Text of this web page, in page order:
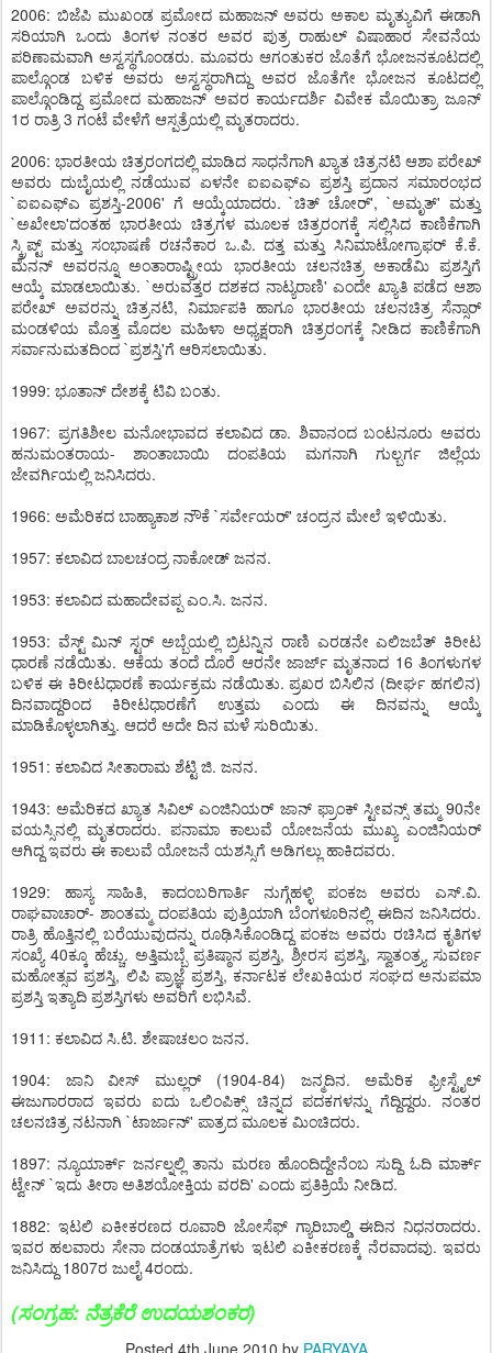
2006: ಬಿಜೆಪಿ ಮುಖಂಡ ಪ್ರಮೋದ ಮಹಾಜನ್ ಅವರು ಅಕಾಲ ಮೃತ್ಯುವಿಗೆ ಈಡಾಗಿ
ಸರಿಯಾಗಿ ಒಂದು ತಿಂಗಳ ನಂತರ ಅವರ ಪುತ್ರ ರಾಹುಲ್ ವಿಷಾಹಾರ ಸೇವನೆಯ
ಪರಿಣಾಮವಾಗಿ ಅಸ್ವಸ್ಥಗೊಂಡರು. ಮೂವರು ಆಗಂತುಕರ ಜೊತೆಗೆ ಭೋಜನಕೂಟದಲ್ಲಿ
ಪಾಲ್ಗೊಂಡ ಬಳಿಕ ಅವರು ಅಸ್ವಸ್ಥರಾಗಿದ್ದು ಅವರ ಜೊತೆಗೇ ಭೋಜನ ಕೂಟದಲ್ಲಿ
ಪಾಲ್ಗೊಂಡಿದ್ದ ಪ್ರಮೋದ ಮಹಾಜನ್ ಅವರ ಕಾರ್ಯದರ್ಶಿ ವಿವೇಕ ಮೊಯಿತ್ರಾ ಜೂನ್
1ರ ರಾತ್ರಿ 3 ಗಂಟೆ ವೇಳೆಗೆ ಆಸ್ಪತ್ರೆಯಲ್ಲಿ ಮೃತರಾದರು.
2006: ಭಾರತೀಯ ಚಿತ್ರರಂಗದಲ್ಲಿ ಮಾಡಿದ ಸಾಧನೆಗಾಗಿ ಖ್ಯಾತ ಚಿತ್ರನಟಿ ಆಶಾ ಪರೇಖ್
ಅವರು ದುಬೈಯಲ್ಲಿ ನಡೆಯುವ ಏಳನೇ ಐಐಎಫ್ಎ ಪ್ರಶಸ್ತಿ ಪ್ರದಾನ ಸಮಾರಂಭದ
`ಐಐಎಫ್ಎ ಪ್ರಶಸ್ತಿ-2006' ಗೆ ಆಯ್ಕೆಯಾದರು. `ಚಿತ್ ಚೋರ್', `ಅಮೃತ್' ಮತ್ತು
`ಅಖೇಲಾ'ದಂತಹ ಭಾರತೀಯ ಚಿತ್ರಗಳ ಮೂಲಕ ಚಿತ್ರರಂಗಕ್ಕೆ ಸಲ್ಲಿಸಿದ ಕಾಣಿಕೆಗಾಗಿ
ಸ್ಕ್ರಿಪ್ಟ್ ಮತ್ತು ಸಂಭಾಷಣೆ ರಚನೆಕಾರ ಒ.ಪಿ. ದತ್ತ ಮತ್ತು ಸಿನಿಮಾಟೋಗ್ರಾಫರ್ ಕೆ.ಕೆ.
ಮೆನನ್ ಅವರನ್ನೂ ಅಂತಾರಾಷ್ಟ್ರೀಯ ಭಾರತೀಯ ಚಲನಚಿತ್ರ ಅಕಾಡೆಮಿ ಪ್ರಶಸ್ತಿಗೆ
ಆಯ್ಕೆ ಮಾಡಲಾಯಿತು. `ಅರುವತ್ತರ ದಶಕದ ನಾಟ್ಯರಾಣಿ' ಎಂದೇ ಖ್ಯಾತಿ ಪಡೆದ ಆಶಾ
ಪರೇಖ್ ಅವರನ್ನು ಚಿತ್ರನಟಿ, ನಿರ್ಮಾಪಕಿ ಹಾಗೂ ಭಾರತೀಯ ಚಲನಚಿತ್ರ ಸೆನ್ಸಾರ್
ಮಂಡಳಿಯ ಮೊತ್ತ ಮೊದಲ ಮಹಿಳಾ ಅಧ್ಯಕ್ಷರಾಗಿ ಚಿತ್ರರಂಗಕ್ಕೆ ನೀಡಿದ ಕಾಣಿಕೆಗಾಗಿ
ಸರ್ವಾನುಮತದಿಂದ `ಪ್ರಶಸ್ತಿ'ಗೆ ಆರಿಸಲಾಯಿತು.
1999: ಭೂತಾನ್ ದೇಶಕ್ಕೆ ಟಿವಿ ಬಂತು.
1967: ಪ್ರಗತಿಶೀಲ ಮನೋಭಾವದ ಕಲಾವಿದ ಡಾ. ಶಿವಾನಂದ ಬಂಟನೂರು ಅವರು
ಹನುಮಂತರಾಯ- ಶಾಂತಾಬಾಯಿ ದಂಪತಿಯ ಮಗನಾಗಿ ಗುಲ್ಬರ್ಗ ಜಿಲ್ಲೆಯ
ಜೇವರ್ಗಿಯಲ್ಲಿ ಜನಿಸಿದರು.
1966: ಅಮೆರಿಕದ ಬಾಹ್ಯಾಕಾಶ ನೌಕೆ `ಸರ್ವೇಯರ್' ಚಂದ್ರನ ಮೇಲೆ ಇಳಿಯಿತು.
1957: ಕಲಾವಿದ ಬಾಲಚಂದ್ರ ನಾಕೋಡ್ ಜನನ.
1953: ಕಲಾವಿದ ಮಹಾದೇವಪ್ಪ ಎಂ.ಸಿ. ಜನನ.
1953: ವೆಸ್ಟ್ ಮಿನ್ ಸ್ಟರ್ ಅಬ್ಬೆಯಲ್ಲಿ ಬ್ರಿಟನ್ನಿನ ರಾಣಿ ಎರಡನೇ ಎಲಿಜಬೆತ್ ಕಿರೀಟ
ಧಾರಣೆ ನಡೆಯಿತು. ಆಕೆಯ ತಂದೆ ದೊರೆ ಆರನೇ ಜಾರ್ಜ್ ಮೃತನಾದ 16 ತಿಂಗಳುಗಳ
ಬಳಿಕ ಈ ಕಿರೀಟಧಾರಣೆ ಕಾರ್ಯಕ್ರಮ ನಡೆಯಿತು. ಪ್ರಖರ ಬಿಸಿಲಿನ (ದೀರ್ಘ ಹಗಲಿನ)
ದಿನವಾದ್ದರಿಂದ ಕಿರೀಟಧಾರಣೆಗೆ ಉತ್ತಮ ಎಂದು ಈ ದಿನವನ್ನು ಆಯ್ಕೆ
ಮಾಡಿಕೊಳ್ಳಲಾಗಿತ್ತು. ಆದರೆ ಅದೇ ದಿನ ಮಳೆ ಸುರಿಯಿತು.
1951: ಕಲಾವಿದ ಸೀತಾರಾಮ ಶೆಟ್ಟಿ ಜಿ. ಜನನ.
1943: ಅಮೆರಿಕದ ಖ್ಯಾತ ಸಿವಿಲ್ ಎಂಜಿನಿಯರ್ ಜಾನ್ ಫ್ರಾಂಕ್ ಸ್ಟೀವನ್ಸ್ ತಮ್ಮ 90ನೇ
ವಯಸ್ಸಿನಲ್ಲಿ ಮೃತರಾದರು. ಪನಾಮಾ ಕಾಲುವೆ ಯೋಜನೆಯ ಮುಖ್ಯ ಎಂಜಿನಿಯರ್
ಆಗಿದ್ದ ಇವರು ಈ ಕಾಲುವೆ ಯೋಜನೆ ಯಶಸ್ಸಿಗೆ ಅಡಿಗಲ್ಲು ಹಾಕಿದವರು.
1929: ಹಾಸ್ಯ ಸಾಹಿತಿ, ಕಾದಂಬರಿಗಾರ್ತಿ ನುಗ್ಗೆಹಳ್ಳಿ ಪಂಕಜ ಅವರು ಎಸ್.ವಿ.
ರಾಘವಾಚಾರ್- ಶಾಂತಮ್ಮ ದಂಪತಿಯ ಪುತ್ರಿಯಾಗಿ ಬೆಂಗಳೂರಿನಲ್ಲಿ ಈದಿನ ಜನಿಸಿದರು.
ರಾತ್ರಿ ಹೊತ್ತಿನಲ್ಲಿ ಬರೆಯುವುದನ್ನು ರೂಢಿಸಿಕೊಂಡಿದ್ದ ಪಂಕಜ ಅವರು ರಚಿಸಿದ ಕೃತಿಗಳ
ಸಂಖ್ಯೆ 40ಕ್ಕೂ ಹೆಚ್ಚು. ಅತ್ತಿಮಬ್ಬೆ ಪ್ರತಿಷ್ಠಾನ ಪ್ರಶಸ್ತಿ, ಶ್ರೀರಸ ಪ್ರಶಸ್ತಿ, ಸ್ವಾತಂತ್ರ್ಯ ಸುವರ್ಣ
ಮಹೋತ್ಸವ ಪ್ರಶಸ್ತಿ, ಲಿಪಿ ಪ್ರಾಜ್ಞೆ ಪ್ರಶಸ್ತಿ, ಕರ್ನಾಟಕ ಲೇಖಕಿಯರ ಸಂಘದ ಅನುಪಮಾ
ಪ್ರಶಸ್ತಿ ಇತ್ಯಾದಿ ಪ್ರಶಸ್ತಿಗಳು ಅವರಿಗೆ ಲಭಿಸಿವೆ.
1911: ಕಲಾವಿದ ಸಿ.ಟಿ. ಶೇಷಾಚಲಂ ಜನನ.
1904: ಜಾನಿ ವೀಸ್ ಮುಲ್ಲರ್ (1904-84) ಜನ್ಮದಿನ. ಅಮೆರಿಕ ಫ್ರೀಸ್ಟೈಲ್
ಈಜುಗಾರರಾದ ಇವರು ಐದು ಒಲಿಂಪಿಕ್ಸ್ ಚಿನ್ನದ ಪದಕಗಳನ್ನು ಗೆದ್ದಿದ್ದರು. ನಂತರ
ಚಲನಚಿತ್ರ ನಟನಾಗಿ `ಟಾರ್ಜಾನ್' ಪಾತ್ರದ ಮೂಲಕ ಮಿಂಚಿದರು.
1897: ನ್ಯೂಯಾರ್ಕ್ ಜರ್ನಲ್ನಲ್ಲಿ ತಾನು ಮರಣ ಹೊಂದಿದ್ದೇನೆಂಬ ಸುದ್ದಿ ಓದಿ ಮಾರ್ಕ್
ಟ್ವೇನ್ `ಇದು ತೀರಾ ಅತಿಶಯೋಕ್ತಿಯ ವರದಿ' ಎಂದು ಪ್ರತಿಕ್ರಿಯೆ ನೀಡಿದ.
1882: ಇಟಲಿ ಏಕೀಕರಣದ ರೂವಾರಿ ಜೋಸೆಫ್ ಗ್ಯಾರಿಬಾಲ್ಡಿ ಈದಿನ ನಿಧನರಾದರು.
ಇವರ ಹಲವಾರು ಸೇನಾ ದಂಡಯಾತ್ರೆಗಳು ಇಟಲಿ ಏಕೀಕರಣಕ್ಕೆ ನೆರವಾದವು. ಇವರು
ಜನಿಸಿದ್ದು 1807ರ ಜುಲೈ 4ರಂದು.
(ಸಂಗ್ರಹ: ನೆತ್ರಕೆರೆ ಉದಯಶಂಕರ)
Posted 4th June 2010 by PARYAYA